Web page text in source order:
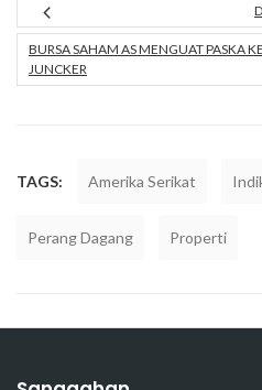
BURSA SAHAM AS MENGUAT PASKA
JUNCKER
TAGS: Amerika Serikat
Perang Dagang Properti